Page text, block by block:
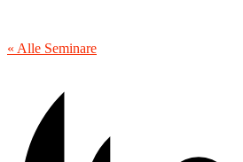
« Alle Seminare